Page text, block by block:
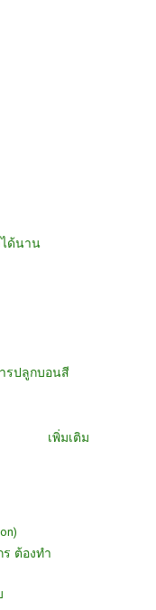
ด้นาน
รปลูกบอนสี
เพิ่มเติม
ร ต้องทำ